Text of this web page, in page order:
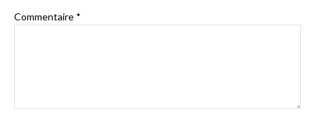
Commentaire *